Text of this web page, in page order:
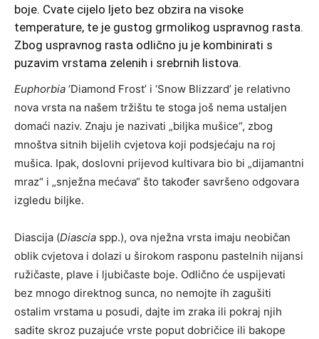
boje. Cvate cijelo ljeto bez obzira na visoke
temperature, te je gustog grmolikog uspravnog rasta.
Zbog uspravnog rasta odlično ju je kombinirati s
puzavim vrstama zelenih i srebrnih listova.
Euphorbia ‘Diamond Frost’ i ‘Snow Blizzard’ je relativno
nova vrsta na našem tržištu te stoga još nema ustaljen
domaći naziv. Znaju je nazivati „biljka mušice“, zbog
mnoštva sitnih bijelih cvjetova koji podsjećaju na roj
mušica. Ipak, doslovni prijevod kultivara bio bi „dijamantni
mraz“ i „snježna mećava“ što također savršeno odgovara
izgledu biljke.
Diascija (Diascia spp.), ova nježna vrsta imaju neobičan
oblik cvjetova i dolazi u širokom rasponu pastelnih nijansi
ružičaste, plave i ljubičaste boje. Odlično će uspijevati
bez mnogo direktnog sunca, no nemojte ih zagušiti
ostalim vrstama u posudi, dajte im zraka ili pokraj njih
sadite skroz puzajuće vrste poput dobričice ili bakope